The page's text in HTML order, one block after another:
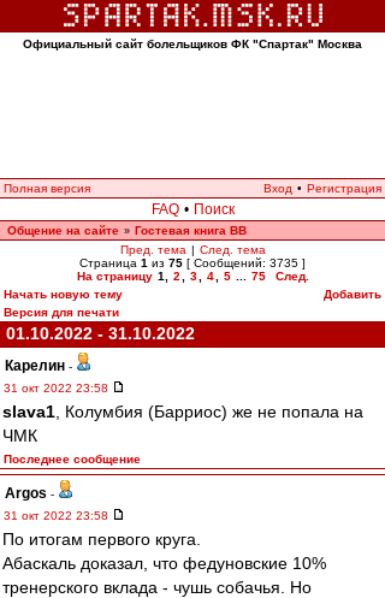
Официальный сайт болельщиков ФК "Спартак" Москва
Полная версия Вход • Регистрация
FAQ • Поиск
Общение на сайте » Гостевая книга ВВ
Пред. тема | След. тема
Страница 1 из 75 [ Сообщений: 3735 ]
На страницу 1 2 3 4 5 75
След.
Начать новую тему
Добавить
Версия для печати
01.10.2022 - 31.10.2022
Карелин -
31 окт 2022 23:58
slava1 , Колумбия (Барриос) же не попала на
ЧМК
Последнее сообщение
Argos -
31 окт 2022 23:58
По итогам первого круга.
Абаскаль доказал, что федуновские 10%
тренерского вклада - чушь собачья. Но